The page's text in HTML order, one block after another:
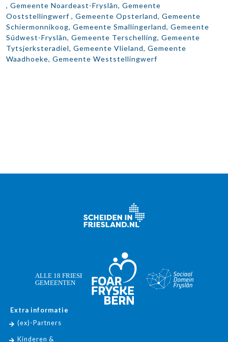
, Gemeente Noardeast-Fryslân, Gemeente
Ooststellingwerf , Gemeente Opsterland, Gemeente
Schiermonnikoog, Gemeente Smallingerland, Gemeente
Súdwest-Fryslân, Gemeente Terschelling, Gemeente
Tytsjerksteradiel, Gemeente Vlieland, Gemeente
Waadhoeke, Gemeente Weststellingwerf
Extra informatie
(ex)-Partners
Kinderen &